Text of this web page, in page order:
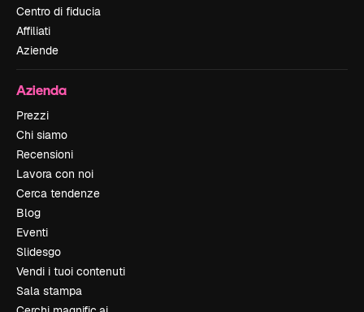
Centro di fiducia
Affiliati
Aziende
Azienda
Prezzi
Chi siamo
Recensioni
Lavora con noi
Cerca tendenze
Blog
Eventi
Slidesgo
Vendi i tuoi contenuti
Sala stampa